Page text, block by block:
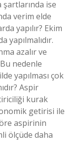
şartlarında ise
verim elde
yapılır? Ekim
yapılmalıdır.
azalır ve
nedenle
yapılması çok
Aspir
kurak
getirisi ile
aspirinin
ölçüde daha